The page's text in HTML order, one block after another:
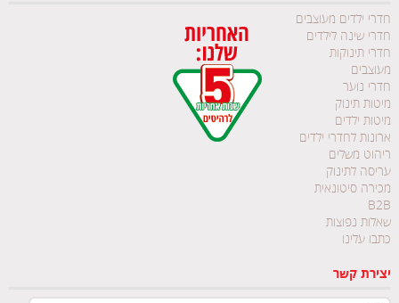
חדרי ילדים מעוצבים
חדרי שינה לילדים
חדרי תינוקות
מעוצבים
חדרי נוער
מיטות תינוק
מיטות ילדים
ארונות לחדרי ילדים
ריהוט משלים
עריסה לתינוק
מכירה סיטונאית
B2B
שאלות נפוצות
כתבו עלינו
יצירת קשר